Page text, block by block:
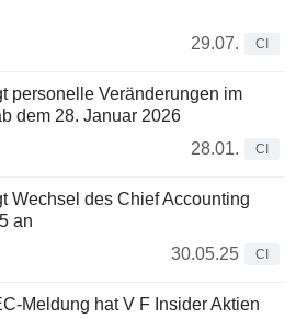
29.07.
CI
personelle Veränderungen im
dem 28. Januar 2026
28.01.
CI
Wechsel des Chief Accounting
an
30.05.25
CI
Meldung hat V F Insider Aktien